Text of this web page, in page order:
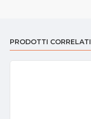
PRODOTTI CORRELATI